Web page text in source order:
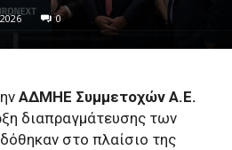
0
ΑΔΜΗΕ Συμμετοχών Α.Ε.
διαπραγμάτευσης των
στο πλαίσιο της